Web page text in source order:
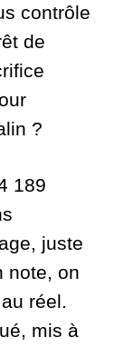
contrôle
de
?
189
juste
note, on
réel.
mis à